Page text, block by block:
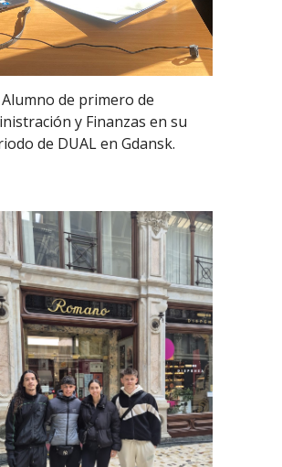
Alumno de primero de
y Finanzas en su
de DUAL en Gdansk.